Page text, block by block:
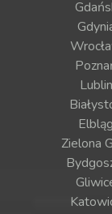
Lublin
Elbląg
Zielona